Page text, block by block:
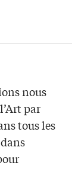
nous
par
tous les